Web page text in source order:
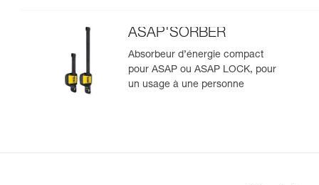
ASAP'SORBER
Absorbeur d’énergie compact
pour ASAP ou ASAP LOCK, pour
un usage à une personne